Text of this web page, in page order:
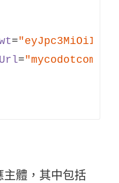
=
="mycodotcom"
體，其中包括